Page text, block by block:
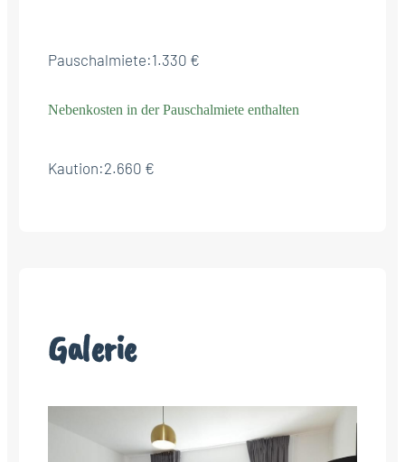
Pauschalmiete:1.330 €
Nebenkosten in der Pauschalmiete enthalten
Kaution:2.660 €
Galerie